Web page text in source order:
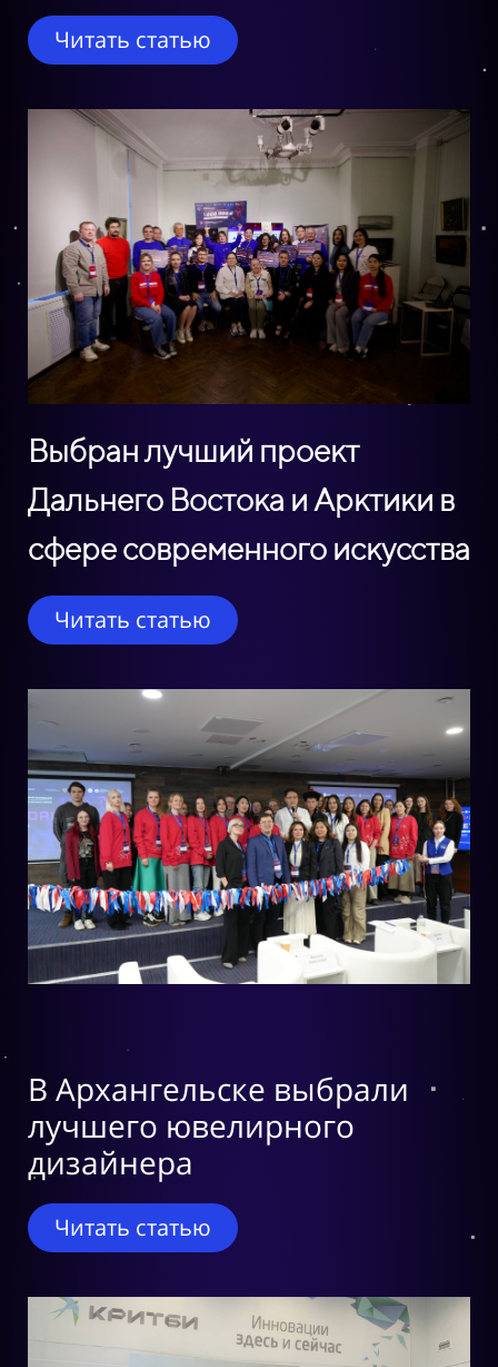
Читать статью
Выбран лучший проект
Дальнего Востока и Арктики в
сфере современного искусства
Читать статью
В Архангельске выбрали
лучшего ювелирного
дизайнера
Читать статью